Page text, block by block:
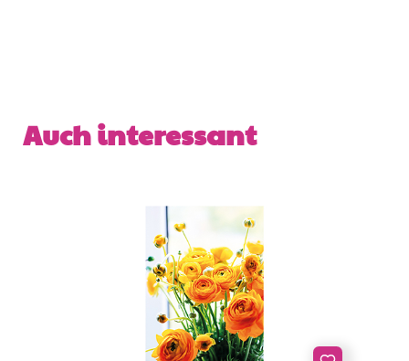
Produktgalerie überspringen
Auch interessant